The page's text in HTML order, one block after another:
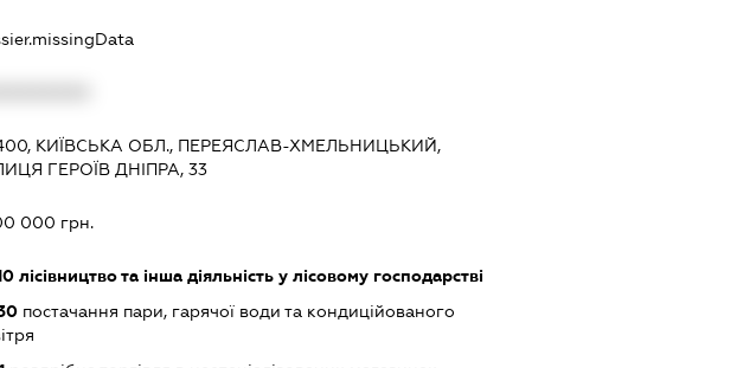
КИЇВСЬКА ОБЛ., ПЕРЕЯСЛАВ-ХМЕЛЬНИЦЬКИЙ,
ГЕРОЇВ ДНІПРА, 33
000 грн.
лісівництво та інша діяльність у лісовому господарстві
постачання пари, гарячої води та кондиційованого